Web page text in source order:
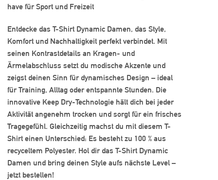
have für Sport und Freizeit
Entdecke das T-Shirt Dynamic Damen, das Style,
Komfort und Nachhaltigkeit perfekt verbindet. Mit
seinen Kontrastdetails an Kragen- und
Ärmelabschluss setzt du modische Akzente und
zeigst deinen Sinn für dynamisches Design – ideal
für Training, Alltag oder entspannte Stunden. Die
innovative Keep Dry-Technologie hält dich bei jeder
Aktivität angenehm trocken und sorgt für ein frisches
Tragegefühl. Gleichzeitig machst du mit diesem T-
Shirt einen Unterschied: Es besteht zu 100 % aus
recyceltem Polyester. Hol dir das T-Shirt Dynamic
Damen und bring deinen Style aufs nächste Level –
jetzt bestellen!